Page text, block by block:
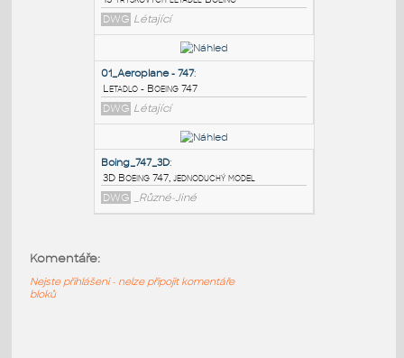
Letadlo Boeing
DWG Létající
Boeing commercial Plane(15Jets)
15 tryskových letadel Boeing
DWG Létající
DWG
Létající
Komentáře:
Nejste přihlášeni - nelze připojit komentáře
bloků